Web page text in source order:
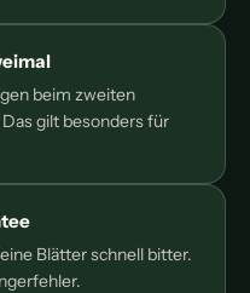
beim zweiten
gilt besonders für
Blätter schnell bitter.